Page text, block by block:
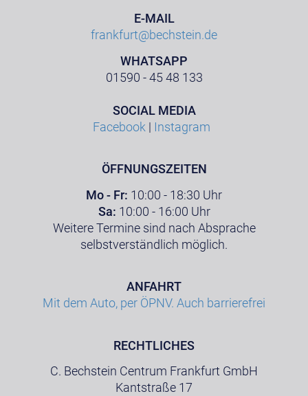
E-MAIL
frankfurt@bechstein.de
WHATSAPP
01590 - 45 48 133
SOCIAL MEDIA
Facebook | Instagram
ÖFFNUNGSZEITEN
Mo - Fr: 10:00 - 18:30 Uhr
Sa: 10:00 - 16:00 Uhr
Weitere Termine sind nach Absprache
selbstverständlich möglich.
ANFAHRT
Mit dem Auto, per ÖPNV. Auch barrierefrei
RECHTLICHES
C. Bechstein Centrum Frankfurt GmbH
Kantstraße 17